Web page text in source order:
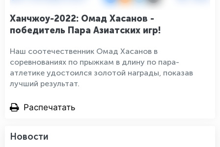
Ханчжоу-2022: Омад Хасанов -
победитель Пара Азиатских игр!
Наш соотечественник Омад Хасанов в
соревнованиях по прыжкам в длину по пара-
атлетике удостоился золотой награды, показав
лучший результат.
Распечатать
Новости